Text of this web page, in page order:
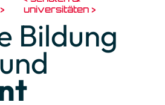
universitäten
Bildung
und